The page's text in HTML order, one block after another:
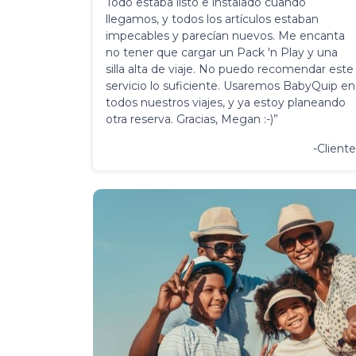
llegamos, y todos los artículos estaban
impecables y parecían nuevos. Me encanta
no tener que cargar un Pack 'n Play y una
silla alta de viaje. No puedo recomendar este
servicio lo suficiente. Usaremos BabyQuip en
todos nuestros viajes, y ya estoy planeando
otra reserva. Gracias, Megan :-)”
-